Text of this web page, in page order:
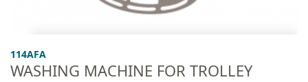
114AFA
WASHING MACHINE FOR TROLLEY